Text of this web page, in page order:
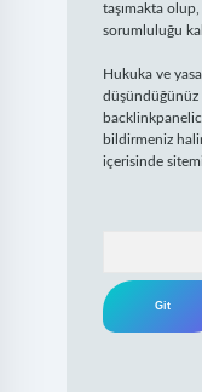
taşımakta
sorumluluğu
Hukuka ve
düşündüğünüz
bildirmeniz
içerisinde